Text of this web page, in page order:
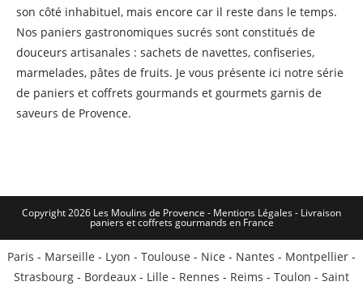
son côté inhabituel, mais encore car il reste dans le temps.
Nos paniers gastronomiques sucrés sont constitués de
douceurs artisanales : sachets de navettes, confiseries,
marmelades, pâtes de fruits. Je vous présente ici notre série
de paniers et coffrets gourmands et gourmets garnis de
saveurs de Provence.
Copyright 2026 Les Moulins de Provence - Mentions Légales - Livraison
paniers et coffrets gourmands en France
Paris - Marseille - Lyon - Toulouse - Nice - Nantes - Montpellier -
Strasbourg - Bordeaux - Lille - Rennes - Reims - Toulon - Saint